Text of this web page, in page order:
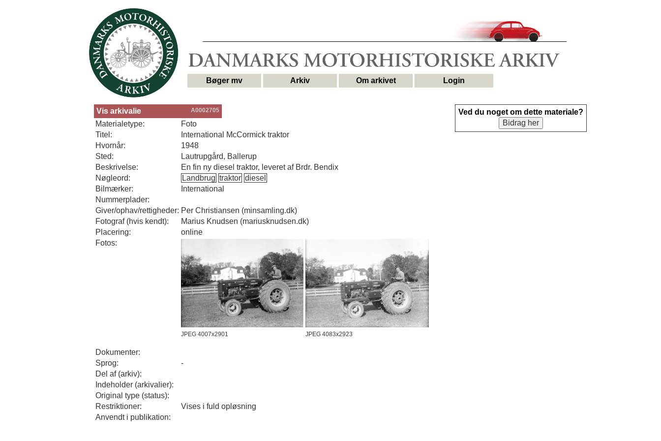
Bøger mv Arkiv Om arkivet Login
Vis arkivalie A0002705
Ved du noget om dette materiale?
Bidrag her
Materialetype:
Foto
Titel:
International McCormick traktor
Hvornår:
1948
Sted:
Lautrupgård, Ballerup
Beskrivelse:
En fin ny diesel traktor, leveret af Brdr. Bendix
Nøgleord:
Landbrug traktor diesel
Bilmærker:
International
Nummerplader:
Giver/ophav/rettigheder: Per Christiansen (minsamling.dk)
Fotograf (hvis kendt):
Marius Knudsen (mariusknudsen.dk)
Placering:
online
Fotos:
JPEG 4007x2901 JPEG 4083x2923
Dokumenter:
Sprog:
-
Del af (arkiv):
Indeholder (arkivalier):
Original type (status):
Restriktioner:
Vises i fuld opløsning
Anvendt i publikation: